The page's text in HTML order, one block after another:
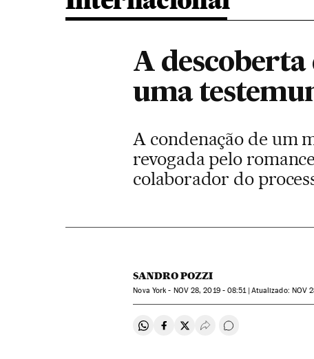
A descoberta
uma
A condenação de um
revogada pelo
colaborador do
SANDRO POZZI
Nova York - NOV28, 2019 - 08:51 atualizado: NOV
Compartir en Whatsapp
Compartir en Facebook
Compartir en Twitter
Desplegar Redes
Comentários